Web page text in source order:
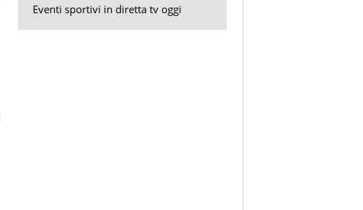
Eventi sportivi in diretta tv oggi